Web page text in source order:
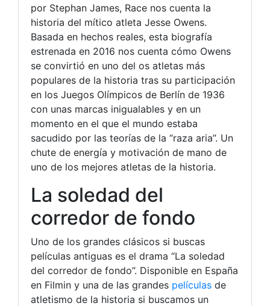
por Stephan James, Race nos cuenta la
historia del mítico atleta Jesse Owens.
Basada en hechos reales, esta biografía
estrenada en 2016 nos cuenta cómo Owens
se convirtió en uno del os atletas más
populares de la historia tras su participación
en los Juegos Olímpicos de Berlín de 1936
con unas marcas inigualables y en un
momento en el que el mundo estaba
sacudido por las teorías de la “raza aria”. Un
chute de energía y motivación de mano de
uno de los mejores atletas de la historia.
La soledad del
corredor de fondo
Uno de los grandes clásicos si buscas
películas antiguas es el drama “La soledad
del corredor de fondo”. Disponible en España
en Filmin y una de las grandes películas de
atletismo de la historia si buscamos un